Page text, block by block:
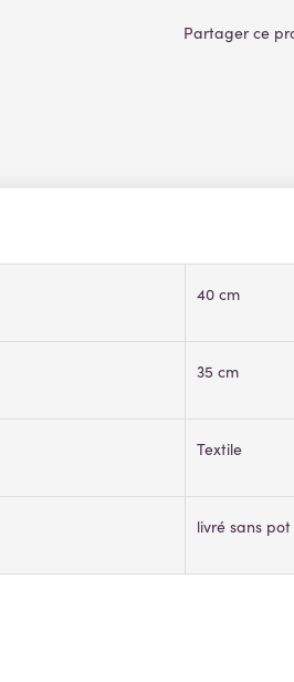
40 cm
35 cm
Textile
livré sans